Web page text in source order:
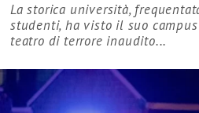
La storica università,
studenti, ha visto il suo
teatro di terrore inaudito...